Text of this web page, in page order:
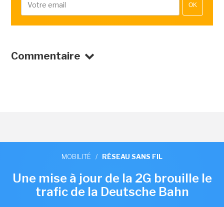
OK
Commentaire
MOBILITÉ / RÉSEAU SANS FIL
Une mise à jour de la 2G brouille le
trafic de la Deutsche Bahn